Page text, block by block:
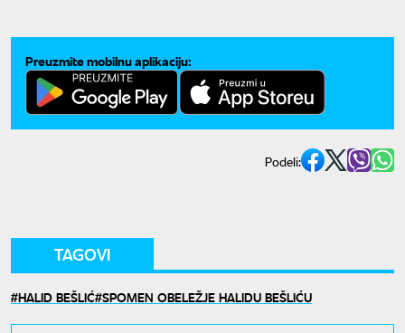
Preuzmite mobilnu aplikaciju:
Podeli:
TAGOVI
HALID BEŠLIĆ SPOMEN OBELEŽJE HALIDU BEŠLIĆU